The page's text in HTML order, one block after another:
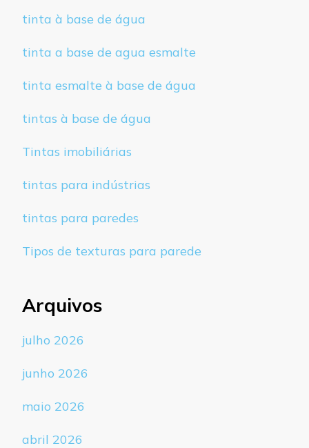
tinta à base de água
tinta a base de agua esmalte
tinta esmalte à base de água
tintas à base de água
Tintas imobiliárias
tintas para indústrias
tintas para paredes
Tipos de texturas para parede
Arquivos
julho 2026
junho 2026
maio 2026
abril 2026